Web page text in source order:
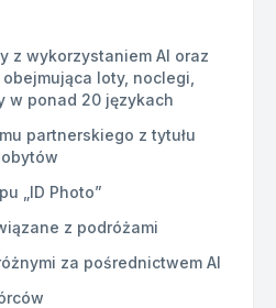
z wykorzystaniem AI oraz
loty, noclegi,
w ponad 20 językach
partnerskiego z tytułu
„ID Photo”
z podróżami
za pośrednictwem AI